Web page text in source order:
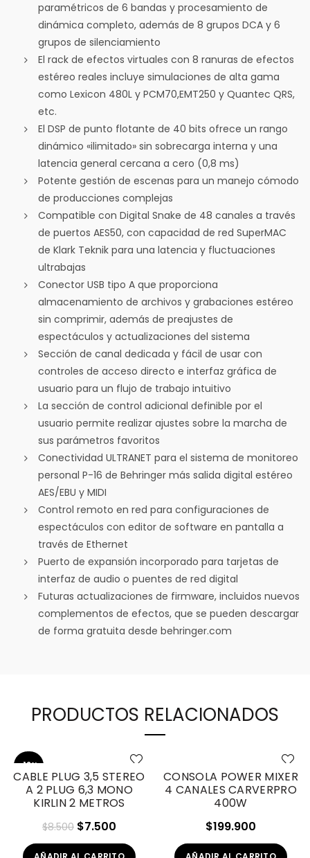
paramétricos de 6 bandas y procesamiento de
dinámica completo, además de 8 grupos DCA y 6
grupos de silenciamiento
El rack de efectos virtuales con 8 ranuras de efectos
estéreo reales incluye simulaciones de alta gama
como Lexicon 480L y PCM70,EMT250 y Quantec QRS,
etc.
El DSP de punto flotante de 40 bits ofrece un rango
dinámico «ilimitado» sin sobrecarga interna y una
latencia general cercana a cero (0,8 ms)
Potente gestión de escenas para un manejo cómodo
de producciones complejas
Compatible con Digital Snake de 48 canales a través
de puertos AES50, con capacidad de red SuperMAC
de Klark Teknik para una latencia y fluctuaciones
ultrabajas
Conector USB tipo A que proporciona
almacenamiento de archivos y grabaciones estéreo
sin comprimir, además de preajustes de
espectáculos y actualizaciones del sistema
Sección de canal dedicada y fácil de usar con
controles de acceso directo e interfaz gráfica de
usuario para un flujo de trabajo intuitivo
La sección de control adicional definible por el
usuario permite realizar ajustes sobre la marcha de
sus parámetros favoritos
Conectividad ULTRANET para el sistema de monitoreo
personal P-16 de Behringer más salida digital estéreo
AES/EBU y MIDI
Control remoto en red para configuraciones de
espectáculos con editor de software en pantalla a
través de Ethernet
Puerto de expansión incorporado para tarjetas de
interfaz de audio o puentes de red digital
Futuras actualizaciones de firmware, incluidos nuevos
complementos de efectos, que se pueden descargar
de forma gratuita desde behringer.com
PRODUCTOS RELACIONADOS
-12%
CABLE PLUG 3,5 STEREO
A 2 PLUG 6,3 MONO
KIRLIN 2 METROS
$8.500 El
precio
$7.500
precio
CONSOLA POWER MIXER
4 CANALES CARVERPRO
400W
$199.900